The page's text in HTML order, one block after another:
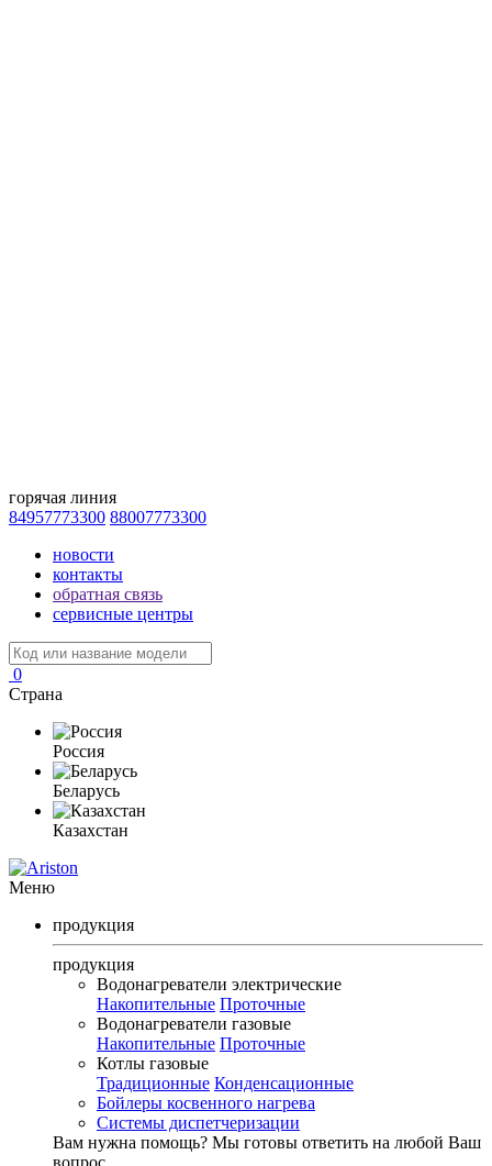
горячая линия
84957773300 88007773300
новости
контакты
обратная связь
сервисные центры
0
Страна
Россия
Беларусь
Казахстан
Меню
продукция
продукция
Водонагреватели электрические
Накопительные Проточные
Водонагреватели газовые
Накопительные Проточные
Котлы газовые
Традиционные Конденсационные
Бойлеры косвенного нагрева
Системы диспетчеризации
Вам нужна помощь? Мы готовы ответить на любой Ваш
вопрос